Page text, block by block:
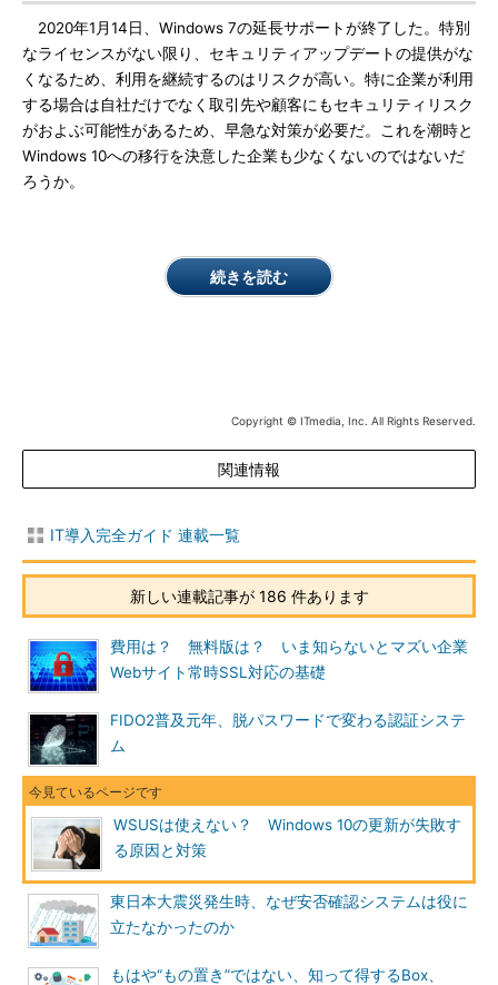
2020年1月14日、Windows 7の延長サポートが終了した。特別
なライセンスがない限り、セキュリティアップデートの提供がな
くなるため、利用を継続するのはリスクが高い。特に企業が利用
する場合は自社だけでなく取引先や顧客にもセキュリティリスク
がおよぶ可能性があるため、早急な対策が必要だ。これを潮時と
Windows 10への移行を決意した企業も少なくないのではないだ
ろうか。
続きを読む
Copyright © ITmedia, Inc. All Rights Reserved.
関連情報
IT導入完全ガイド 連載一覧
新しい連載記事が 186 件あります
費用は？ 無料版は？ いま知らないとマズい企業
Webサイト常時SSL対応の基礎
FIDO2普及元年、脱パスワードで変わる認証システ
ム
WSUSは使えない？ Windows 10の更新が失敗す
る原因と対策
東日本大震災発生時、なぜ安否確認システムは役に
立たなかったのか
もはや“もの置き”ではない、知って得するBox、